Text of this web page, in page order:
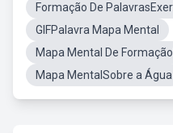
Formação De
GIFPalavra Mapa Mental
Mapa Mental De
Mapa MentalSobre a Água